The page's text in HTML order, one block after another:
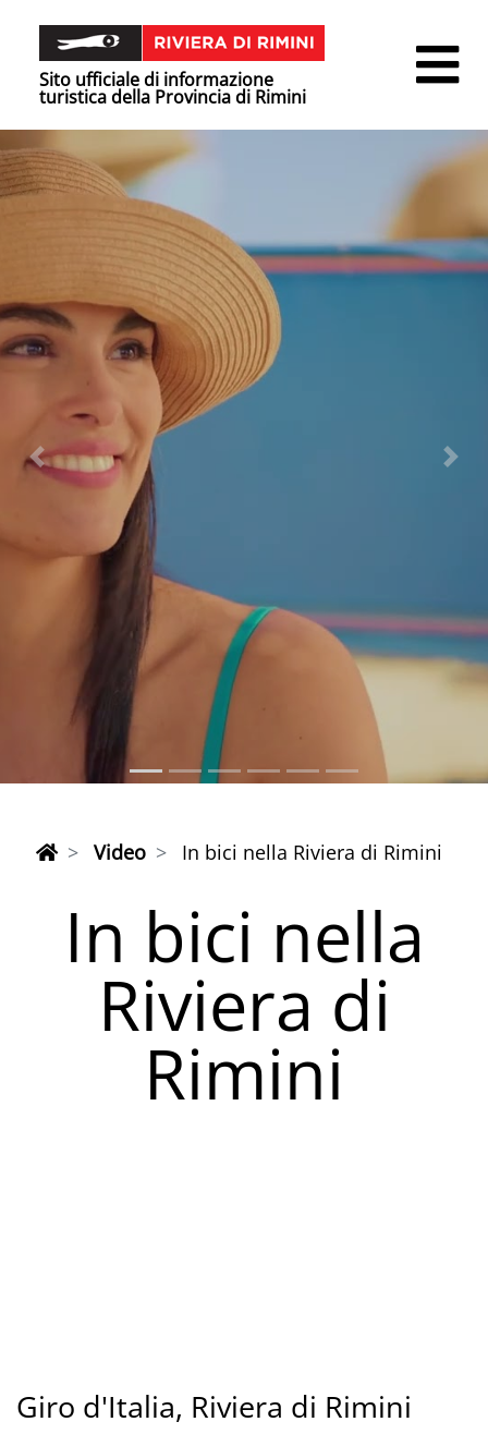
Sito ufficiale di informazione
turistica della Provincia di Rimini
Precedente
Video In bici nella Riviera di Rimini
In bici nella
Riviera di
Rimini
Giro d'Italia, Riviera di Rimini